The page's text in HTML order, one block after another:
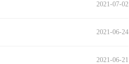
2021-07-02
2021-06-24
2021-06-21